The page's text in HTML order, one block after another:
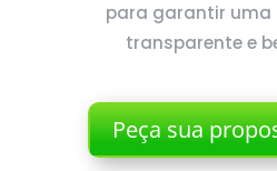
para garantir uma
transparente e
Peça sua